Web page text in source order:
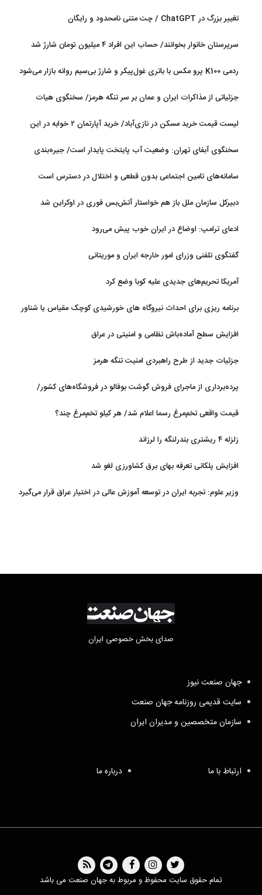
تغییر بزرگ در ChatGPT / چت متنی نامحدود و رایگان
سرپرستان خانوار بخوانند/ حساب این افراد ۴ میلیون تومان شارژ شد
ردمی K100 پرو مکس با باتری غول‌پیکر و شارژ بی‌سیم روانه بازار می‌شود
جزئیاتی از مذاکرات ایران و عمان بر سر تنگه هرمز/ سخنگوی هیات
لیست قیمت خرید مسکن در نازی‌آباد/ خرید آپارتمان ۲ خوابه در این
سخنگوی آبفای تهران: وضعیت آب پایتخت پایدار است/ جیره‌بندی
سامانه‌های تامین اجتماعی بدون قطعی و اختلال در دسترس است
دبیرکل سازمان ملل باز هم خواستار آتش‌بس فوری در اوکراین شد
ادعای ترامپ: اوضاع در ایران خوب پیش می‌رود
گفتگوی تلفنی وزرای امور خارجه ایران و موریتانی
آمریکا تحریم‌های جدیدی علیه کوبا وضع کرد
برنامه ریزی برای احداث نیروگاه های خورشیدی کوچک مقیاس یا شناور
افزایش سطح آماده‌باش نظامی و امنیتی در عراق
جزئیات جدید از طرح راهبردی امنیت تنگه هرمز
پرده‌برداری از ماجرای فروش گوشت بوفالو در فروشگاه‌های کشور/
قیمت واقعی تخم‌مرغ رسما اعلام شد/ هر کیلو تخم‌مرغ چند؟
زلزله ۴ ریشتری بندرلنگه را لرزاند
افزایش پلکانی تعرفه بهای برق کشاورزی لغو شد
وزیر علوم: تجربه ایران در توسعه آموزش عالی در اختیار عراق قرار می‌گیرد
صدای بخش خصوصی ایران
جهان صنعت نیوز
سایت قدیمی روزنامه جهان صنعت
سازمان متخصصین و مدیران ایران
ارتباط با ما درباره ما
تمام حقوق سایت محفوظ و مربوط به جهان صنعت می باشد